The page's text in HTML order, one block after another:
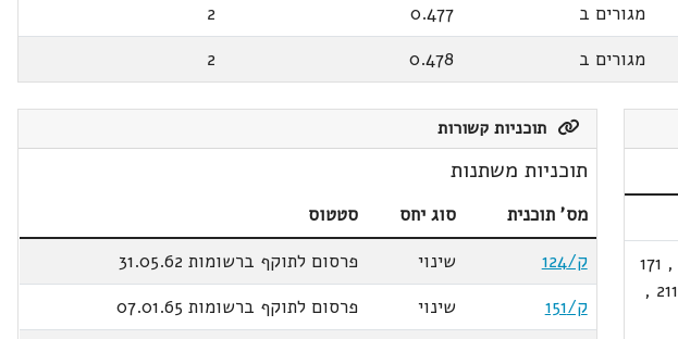
מגורים ב 0.477
2
מגורים ב 0.478
2
,
171
211
,
תוכניות קשורות
תוכניות משתנות
מס' תוכנית סוג יחס
סטטוס
ק/124
שינוי
פרסום לתוקף ברשומות 31.05.62
ק/151
שינוי
פרסום לתוקף ברשומות 07.01.65